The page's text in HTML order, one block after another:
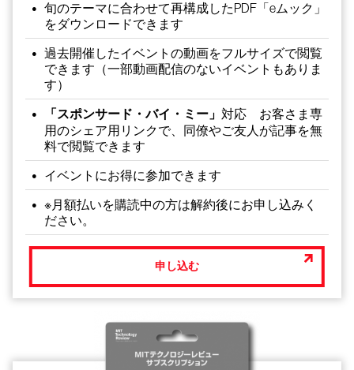
旬のテーマに合わせて再構成したPDF「eムック」
をダウンロードできます
過去開催したイベントの動画をフルサイズで閲覧
できます（一部動画配信のないイベントもありま
す）
「スポンサード・バイ・ミー」 対応 お客さま専
用のシェア用リンクで、同僚やご友人が記事を無
料で閲覧できます
イベントにお得に参加できます
※月額払いを購読中の方は解約後にお申し込みく
ださい。
申し込む